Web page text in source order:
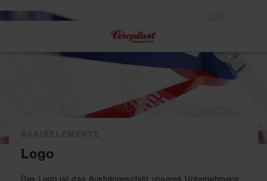
Logo
Das Logo ist das Aushängeschild unseres Unternehmens